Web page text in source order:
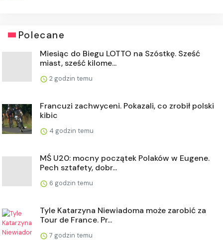
Polecane
Miesiąc do Biegu LOTTO na Szóstkę. Sześć
miast, sześć kilome...
2 godzin temu
Francuzi zachwyceni. Pokazali, co zrobił polski
kibic
4 godzin temu
MŚ U20: mocny początek Polaków w Eugene.
Pech sztafety, dobr...
6 godzin temu
Tyle Katarzyna Niewiadoma może zarobić za
Tour de France. Pr...
7 godzin temu